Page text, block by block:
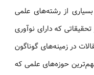
از رشته‌های علمی
که دارای نوآوری
در زمینه‌های گوناگون
حوزه‌های علمی که